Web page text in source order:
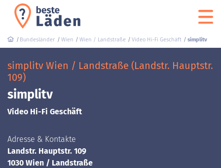
Bundesländer Wien Wien / Landstraße Video Hi-Fi Geschäft simplitv
simplitv Wien / Landstraße (Landstr. Hauptstr.
109)
simplitv
Video Hi-Fi Geschäft
Adresse & Kontakte
Landstr. Hauptstr. 109
1030 Wien / Landstraße